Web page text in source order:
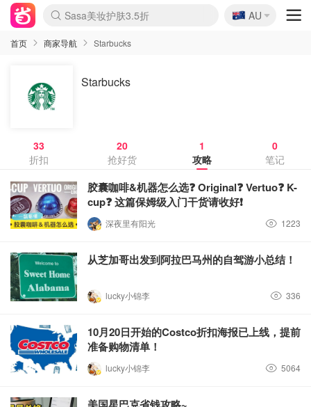
lululemon本周上新
Sasa美妆护肤3.5折
SSENSE年中3折
FreshBeauty好价汇总
Cettire降价+叠9折
Farfetch折上8折
WWS Coles超市实拍
viagogo二手票捡漏
Myer清仓1折起
The Outnet奢牌1折起
David Jones 3折起
Flannels大牌1折
Perfumes Club护肤1折
AMIRO返校季6.2折
Oweek抽奖送Airpods
Amazon折扣汇总
eToro入金$200送$50
Amazon数码好物
ICONIC本周7.5折
ThedoubleF高奢地板价
Moose Knuckles 6折
丝芙兰5折起
EUFY官网3.7折起
Selenichast首饰2折
Trip机票酒店促销
YSL送5件彩妆礼
Amazon家居好物
BIGBANG巡演开票
David Jones时尚3折
Amazon美妆护肤
雅漾大喷$8
过敏原检测盒$33
伊索独家赠50ml沐浴露
科颜氏送高保湿面霜
SEALIFE海洋馆门票6折
丝塔芙大白罐$16
订阅Newsletter送香薰
Cult Beauty 6.8折
Harrods圣诞日历2.3折
LN-CC奢牌私促3折
d'Alba空姐喷雾$16
EVE LOM套装逆天2折
Bernardelli独家4折
Adore Beauty 6折起
CT圣诞日历
Mytheresa奢品2.7折
🇦🇺
AU
首页 商家导航 Starbucks
Starbucks
33
折扣
20
抢好货
1
攻略
0
笔记
胶囊咖啡&机器怎么选❓ Original❓ Vertuo❓ K-
cup❓ 这篇保姆级入门干货请收好❗️
深夜里有阳光 1223
从芝加哥出发到阿拉巴马州的自驾游小总结！
lucky小锦李 336
10月20日开始的Costco折扣海报已上线，提前
准备购物清单！
lucky小锦李 5064